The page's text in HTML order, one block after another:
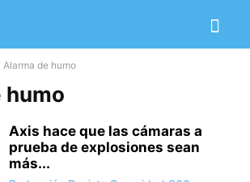
Alarma de humo
humo
Axis hace que las cámaras a
prueba de explosiones sean
más...